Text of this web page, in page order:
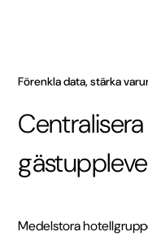
Förenkla data, stärka
Medelstora